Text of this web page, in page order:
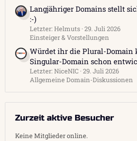
Langjähriger Domains stellt
:-)
Letzter: Helmuts 29. Juli 2026
Einsteiger & Vorstellungen
Würdet ihr die Plural-Domain
Singular-Domain schon
Letzter: NiceNIC 29. Juli 2026
Allgemeine Domain-Diskussionen
Zurzeit aktive Besucher
Keine Mitglieder online.